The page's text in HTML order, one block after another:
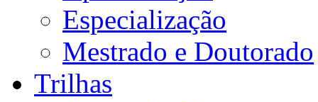
Especialização
Mestrado e Doutorado
Trilhas